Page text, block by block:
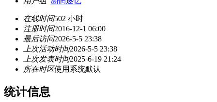
在线时间502 小时
注册时间2016-12-1 06:00
最后访问2026-5-5 23:38
上次活动时间2026-5-5 23:38
上次发表时间2025-6-19 21:24
所在时区使用系统默认
统计信息